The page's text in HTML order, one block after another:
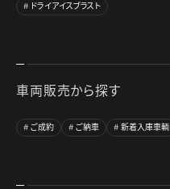
ドライアイスブラスト
車両販売から探す
ご成約 ご納車 新着入庫車輌